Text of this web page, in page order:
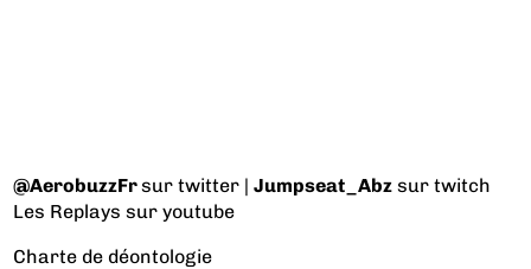
@AerobuzzFrsur twitter |Jumpseat_Abz sur twitch
Les Replays sur youtube
Charte de déontologie